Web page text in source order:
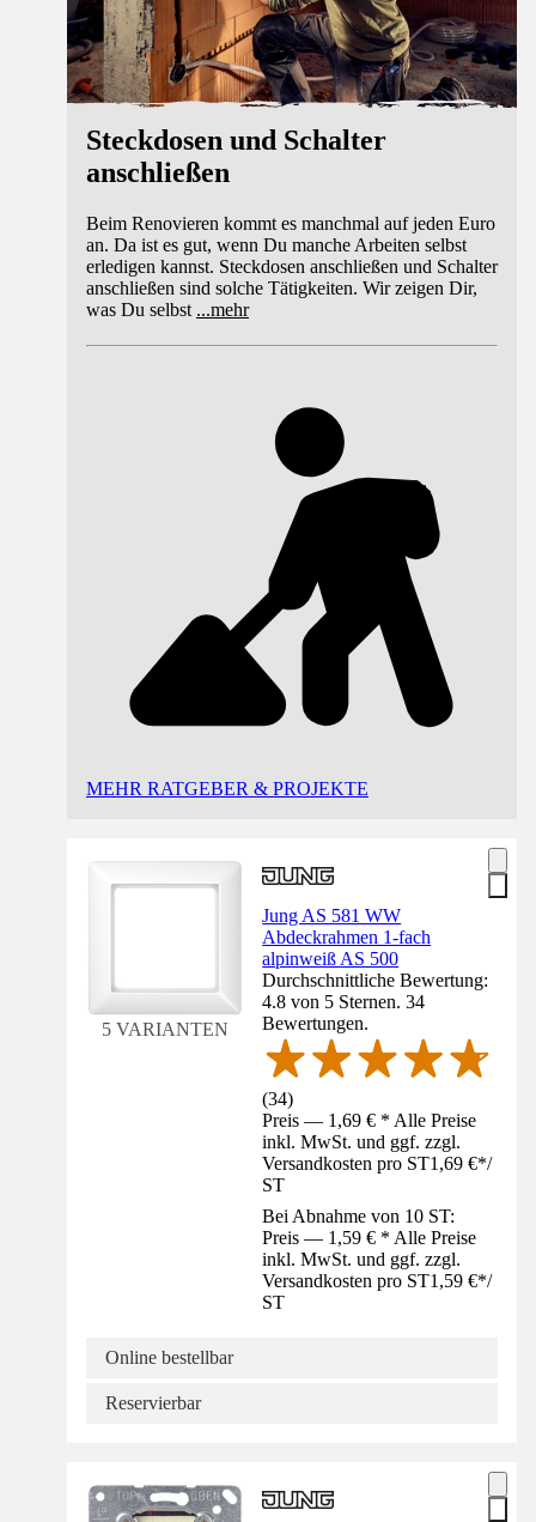
Steckdosen und Schalter
anschließen
Beim Renovieren kommt es manchmal auf jeden Euro
an. Da ist es gut, wenn Du manche Arbeiten selbst
erledigen kannst. Steckdosen anschließen und Schalter
anschließen sind solche Tätigkeiten. Wir zeigen Dir,
was Du selbst ...mehr
MEHR RATGEBER & PROJEKTE
5 VARIANTEN
Jung AS 581 WW
Abdeckrahmen 1-fach
alpinweiß AS 500
Durchschnittliche Bewertung:
4.8 von 5 Sternen. 34
Bewertungen.
(34)
Preis — 1,69 € * Alle Preise
inkl. MwSt. und ggf. zzgl.
Versandkosten pro ST1,69 €*/
ST
Bei Abnahme von 10 ST:
Preis — 1,59 € * Alle Preise
inkl. MwSt. und ggf. zzgl.
Versandkosten pro ST1,59 €*/
ST
Online bestellbar
Reservierbar